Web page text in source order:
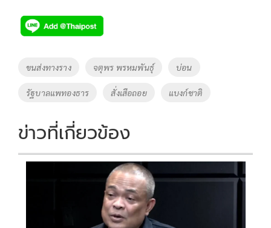
e
b
o
k
tt
er
p
y
Li
Tags
ขนส่งทางราง จตุพร พรหมพันธุ์ บ่อน
รัฐบาลแพทองธาร สั่งเสือถอย แบงก์ชาติ
ข่าวที่เกี่ยวข้อง